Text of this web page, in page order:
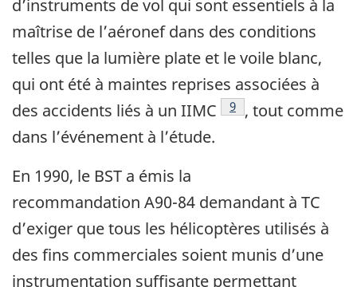
d’instruments de vol qui sont essentiels à la
maîtrise de l’aéronef dans des conditions
telles que la lumière plate et le voile blanc,
qui ont été à maintes reprises associées à
des accidents liés à un IIMC
Note de bas de page
9 , tout comme
dans l’événement à l’étude.
En 1990, le BST a émis la
recommandation A90-84 demandant à TC
d’exiger que tous les hélicoptères utilisés à
des fins commerciales soient munis d’une
instrumentation suffisante permettant